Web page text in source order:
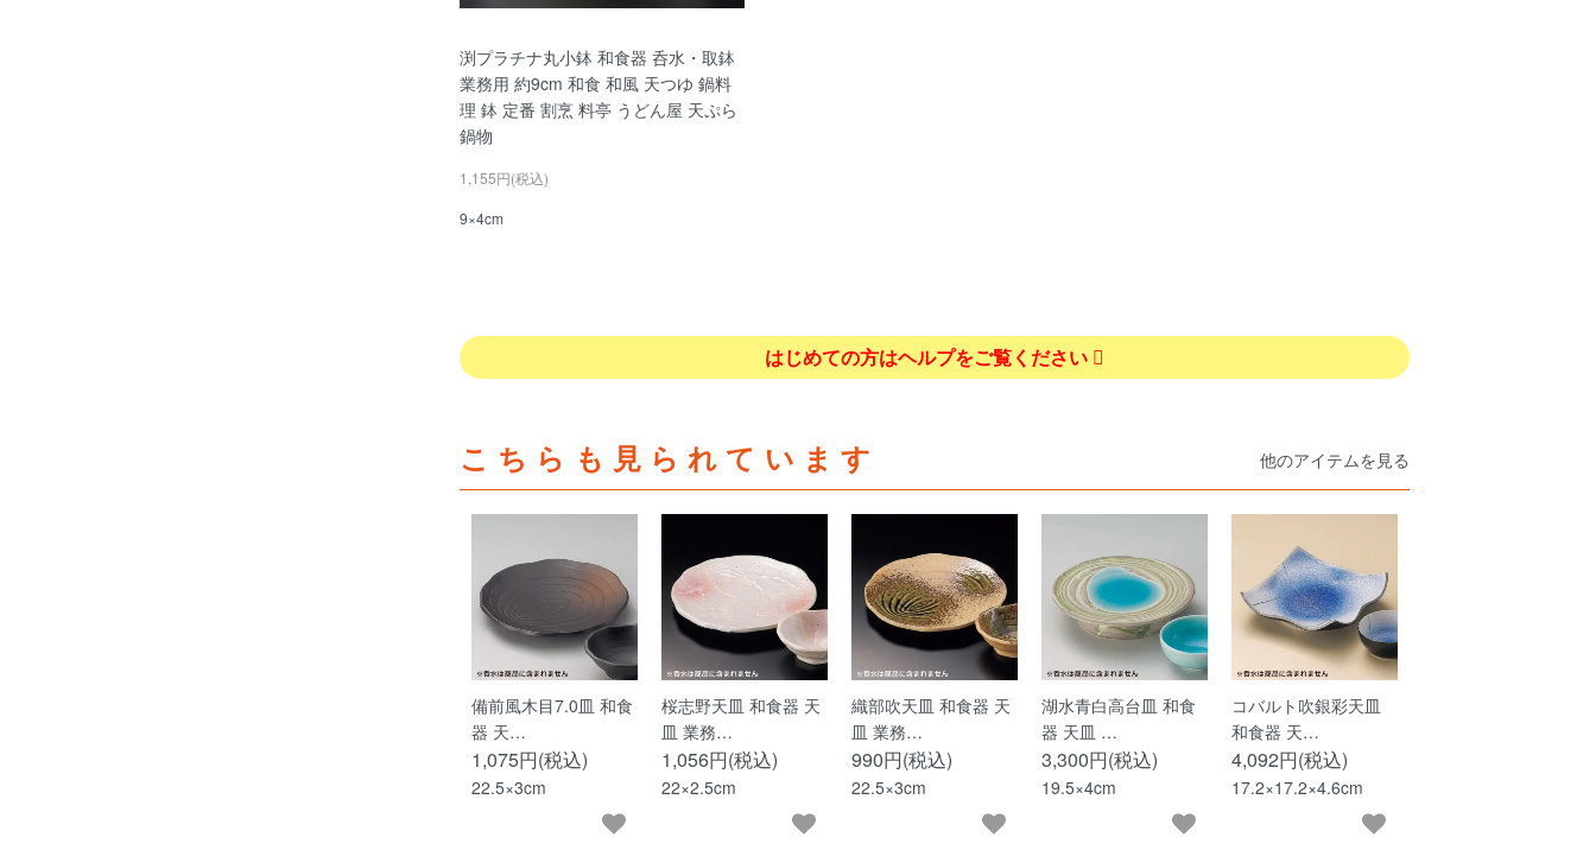
渕プラチナ丸小鉢 和食器 呑水・取鉢
業務用 約9cm 和食 和風 天つゆ 鍋料
理 鉢 定番 割烹 料亭 うどん屋 天ぷら
鍋物
1,155円(税込)
9×4cm
はじめての方はヘルプをご覧ください
こちらも見られています 他のアイテムを見る
備前風木目7.0皿 和食
器 天…
1,075円(税込)
22.5×3cm
桜志野天皿 和食器 天
皿 業務…
1,056円(税込)
22×2.5cm
織部吹天皿 和食器 天
皿 業務…
990円(税込)
22.5×3cm
湖水青白高台皿 和食
器 天皿 …
3,300円(税込)
19.5×4cm
コバルト吹銀彩天皿
和食器 天…
4,092円(税込)
17.2×17.2×4.6cm